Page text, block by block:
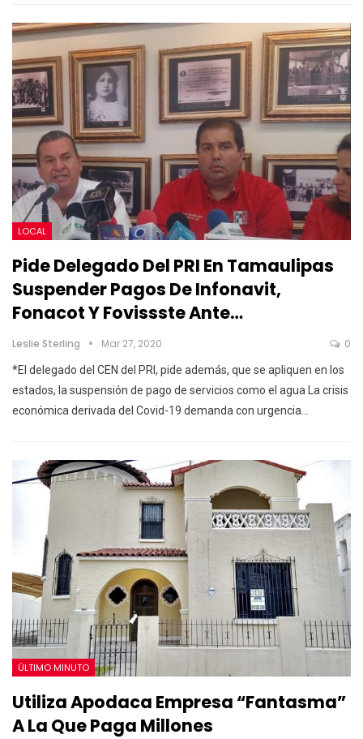
LOCAL
Pide Delegado Del PRI En Tamaulipas
Suspender Pagos De Infonavit,
Fonacot Y Fovissste Ante…
Leslie Sterling Mar 27, 2020 0
*El delegado del CEN del PRI, pide además, que se apliquen en los
estados, la suspensión de pago de servicios como el agua
La crisis
económica derivada del Covid-19 demanda con urgencia
ÚLTIMO MINUTO
Utiliza Apodaca Empresa “Fantasma”
A La Que Paga Millones